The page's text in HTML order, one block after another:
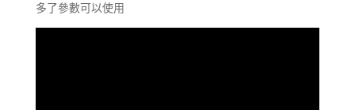
多了參數可以使用